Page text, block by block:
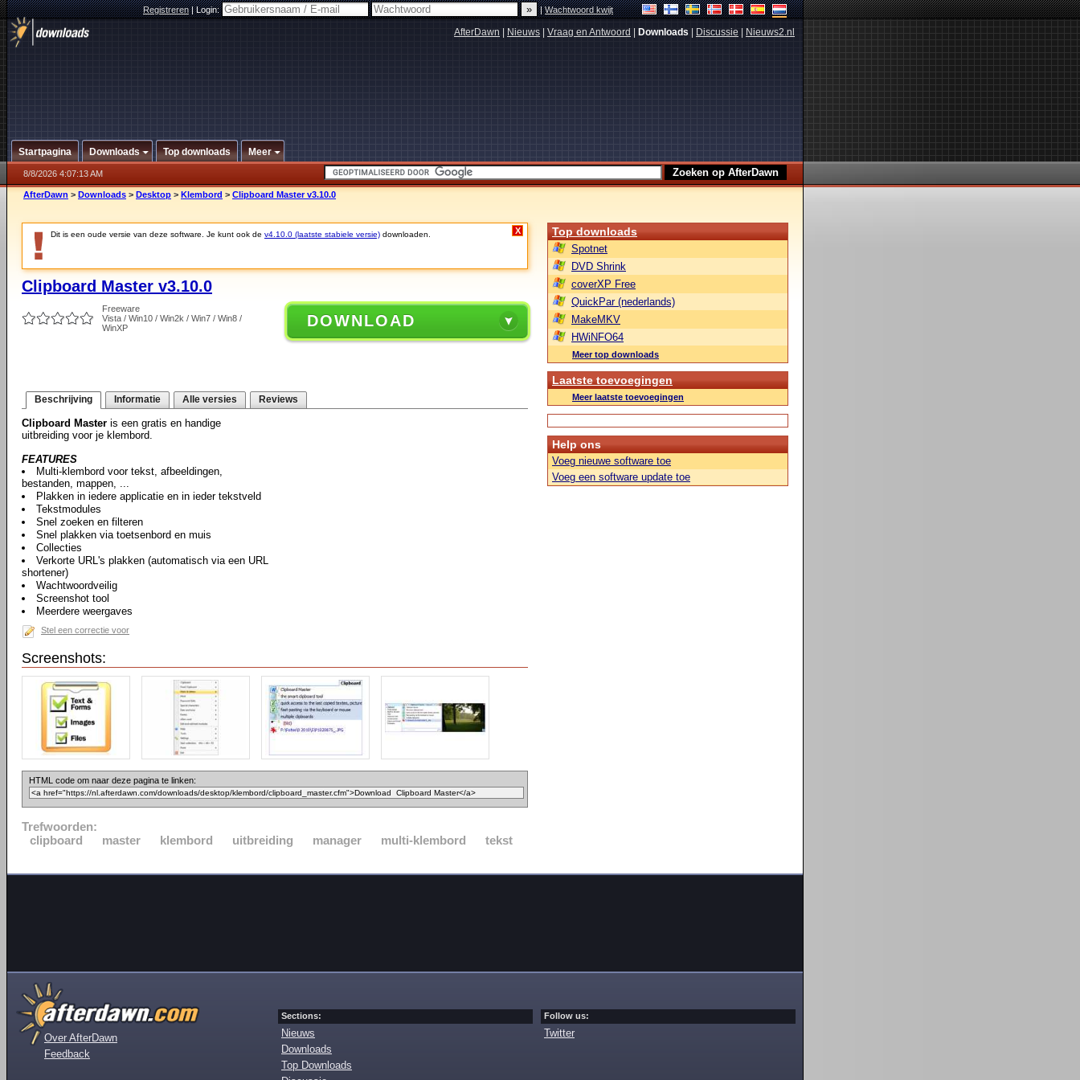
Registreren|Login: |Wachtwoord kwijt
AfterDawn Nieuws Vraag en Antwoord Downloads Discussie Nieuws2.nl
Startpagina Downloads Top downloads Meer
8/8/2026 4:07:13 AM
AfterDawn > Downloads > Desktop > Klembord > Clipboard Master v3.10.0
Dit is een oude versie van deze software. Je kunt ook de v4.10.0 (laatste stabiele versie) downloaden. X
Clipboard Master v3.10.0
Freeware
Vista / Win10 / Win2k / Win7 / Win8 /
WinXP
DOWNLOAD
Beschrijving Informatie Alle versies Reviews
Clipboard Master is een gratis en handige
uitbreiding voor je klembord.
FEATURES
Multi-klembord voor tekst, afbeeldingen,
bestanden, mappen, ...
Plakken in iedere applicatie en in ieder tekstveld
Tekstmodules
Snel zoeken en filteren
Snel plakken via toetsenbord en muis
Collecties
Verkorte URL's plakken (automatisch via een URL
shortener)
Wachtwoordveilig
Screenshot tool
Meerdere weergaves
Stel een correctie voor
Screenshots:
HTML code om naar deze pagina te linken:
Trefwoorden:
clipboard
master klembord uitbreiding manager multi-klembord tekst
Top downloads
Spotnet
DVD Shrink
coverXP Free
QuickPar (nederlands)
MakeMKV
HWiNFO64
Meer top downloads
Laatste toevoegingen
Meer laatste toevoegingen
Help ons
Voeg nieuwe software toe
Voeg een software update toe
Over AfterDawn
Feedback
Sections:
Nieuws
Downloads
Top Downloads
Follow us:
Twitter